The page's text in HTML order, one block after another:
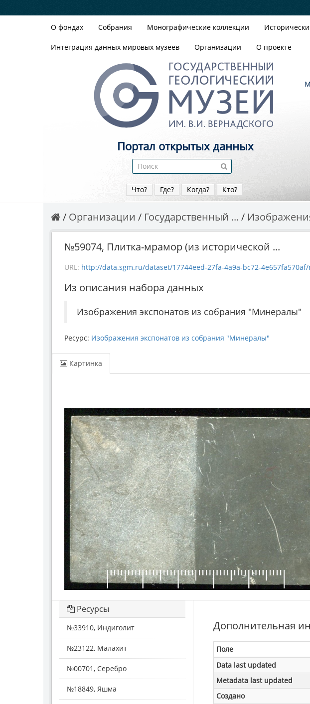
О фондах Собрания Монографические коллекции
Интеграция данных мировых музеев Организации О проекте
Портал открытых данных
Что? Где? Когда? Кто?
Организации Государственный ...
№59074, Плитка-мрамор (из исторической ...
URL: http://data.sgm.ru/dataset/17744eed-27fa-4a9a-bc72-4e657fa570af/
Из описания набора данных
Изображения экспонатов из собрания "Минералы"
Ресурс: Изображения экспонатов из собрания "Минералы"
Картинка
Дополнительная
Поле
Data last updated
Metadata last updated
Создано
Ресурсы
№33910, Индиголит
№23122, Малахит
№00701, Серебро
№18849, Яшма